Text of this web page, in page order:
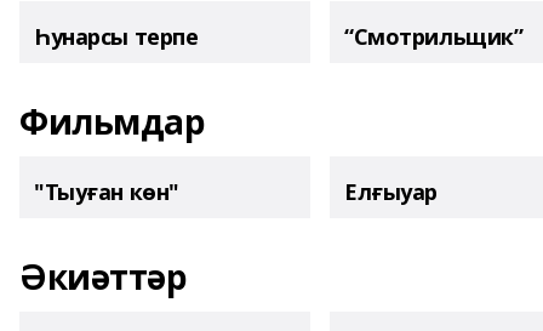
Һунарсы терпе “Смотрильщик”
Фильмдар
"Тыуған көн" Елғыуар
Әкиәттәр